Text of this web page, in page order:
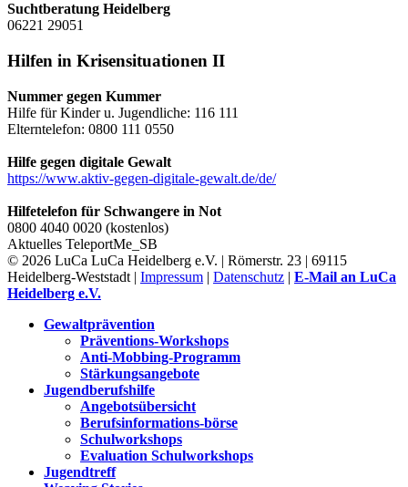
Suchtberatung Heidelberg
06221 29051
Hilfen in Krisensituationen II
Nummer gegen Kummer
Hilfe für Kinder u. Jugendliche: 116 111
Elterntelefon: 0800 111 0550
Hilfe gegen digitale Gewalt
https://www.aktiv-gegen-digitale-gewalt.de/de/
Hilfetelefon für Schwangere in Not
0800 4040 0020 (kostenlos)
Aktuelles TeleportMe_SB
© 2026 LuCa LuCa Heidelberg e.V. | Römerstr. 23 | 69115
Heidelberg-Weststadt | Impressum | Datenschutz | E-Mail an LuCa
Heidelberg e.V.
Gewaltprävention
Präventions-Workshops
Anti-Mobbing-Programm
Stärkungsangebote
Jugendberufshilfe
Angebotsübersicht
Berufsinformations-börse
Schulworkshops
Evaluation Schulworkshops
Jugendtreff